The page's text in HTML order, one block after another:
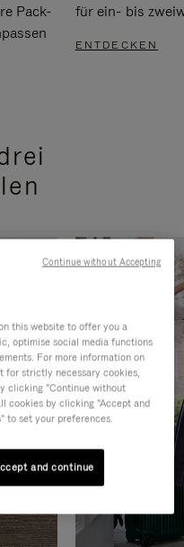
Pack-
für ein- bis
ENTDECKEN
this website to offer you a
optimise social media functions
For more information on
for strictly necessary cookies,
clicking "Continue without
cookies by clicking "Accept and
to set your preferences.
and continue
Continue without Accepting